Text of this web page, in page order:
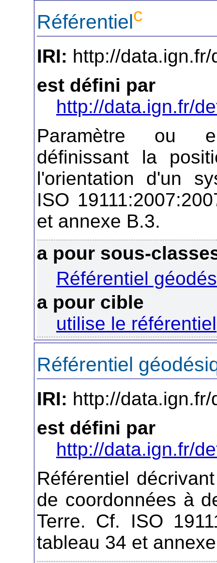
Référentielc
IRI: http://
est défini par
http://data.ign.fr/
Paramètre ou
définissant la
l'orientation d'un
ISO
et annexe B.3.
a pour sous-
Référentiel
a pour cible
utilise le référentiel
Référentiel
IRI: http://
est défini par
http://data.ign.fr/
Référentiel
de coordonnées à
Terre. Cf. ISO
tableau 34 et